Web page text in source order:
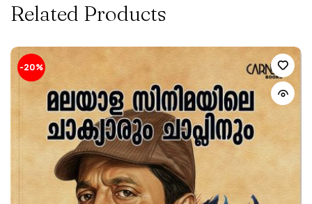
Related Products
-20%